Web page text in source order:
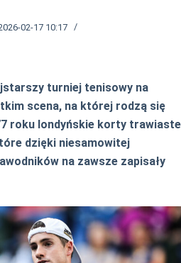
02-17 10:17
turniej tenisowy na
scena, na której rodzą się
roku londyńskie korty trawiaste
dzięki niesamowitej
na zawsze zapisały